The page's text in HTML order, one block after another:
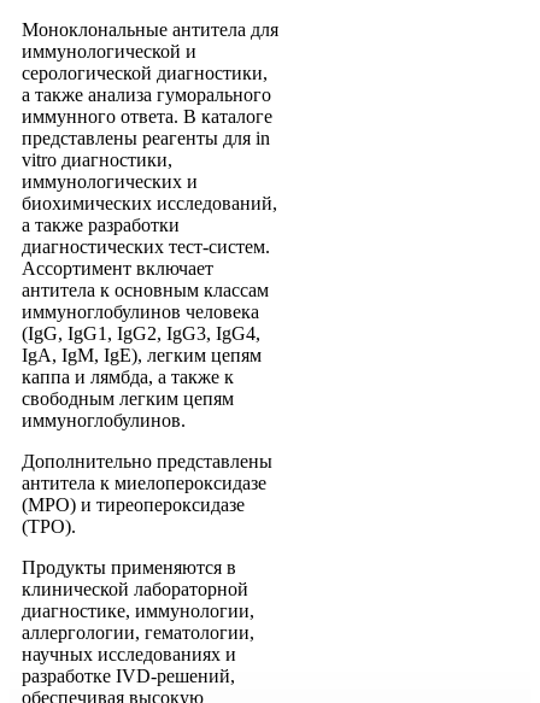
Моноклональные антитела для
иммунологической и
серологической диагностики,
а также анализа гуморального
иммунного ответа. В каталоге
представлены реагенты для in
vitro диагностики,
иммунологических и
биохимических исследований,
а также разработки
диагностических тест-систем.
Ассортимент включает
антитела к основным классам
иммуноглобулинов человека
(IgG, IgG1, IgG2, IgG3, IgG4,
IgA, IgM, IgE), легким цепям
каппа и лямбда, а также к
свободным легким цепям
иммуноглобулинов.
Дополнительно представлены
антитела к миелопероксидазе
(MPO) и тиреопероксидазе
(TPO).
Продукты применяются в
клинической лабораторной
диагностике, иммунологии,
аллергологии, гематологии,
научных исследованиях и
разработке IVD-решений,
обеспечивая высокую